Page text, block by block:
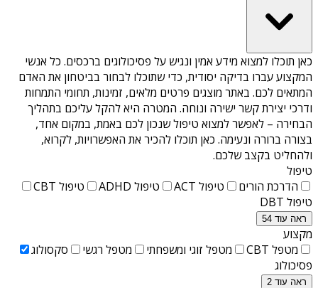
כאן תוכלו למצוא מידע אמין ונגיש על פסיכולוגים ברכסים. כל אנשי
המקצוע עברו בדיקה יסודית, כדי שתוכלו לבחור בביטחון את האדם
המתאים לכם. באתר מוצגים פרטים מלאים, זמינות, תחומי התמחות
ודרכי יצירת קשר ישירה ונוחה. המטרה היא להקל עליכם בתהליך
הבחירה – לאפשר למצוא טיפול שנכון לכם באמת, במקום אחד,
בצורה ברורה ונעימה. כאן תוכלו להכיר את האפשרויות, לקרוא,
ולהחליט בקצב שלכם.
טיפול
הדרכת הורים
טיפול ACT טיפול ADHD
טיפול CBT
טיפול DBT
ראה עוד 54
מקצוע
מטפל CBT
מטפל זוגי ומשפחתי מטפל רגשי
סקסולוג
פסיכולוג
ראה עוד 2